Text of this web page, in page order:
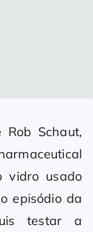
Rob Schaut,
vidro usado
episódio da
testar a